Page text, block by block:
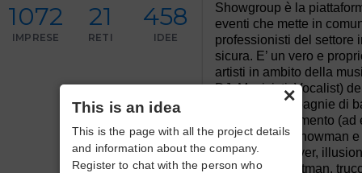
1072
IMPRESE
21
RETI
458
IDEE
Showgroup è la
eventi che mette in
professionisti del settore
sicura. E’ un vero e
artisti in ambito della
DJ, Musicisti, Vocalist)
ballerine, compagnie di
e dell’intrattenimento
attori, comici, showman
teatrali, cosplayer,
influencer, stuntman,
×
This is an idea
This is the page with all the project details
and information about the company.
Register to chat with the person who